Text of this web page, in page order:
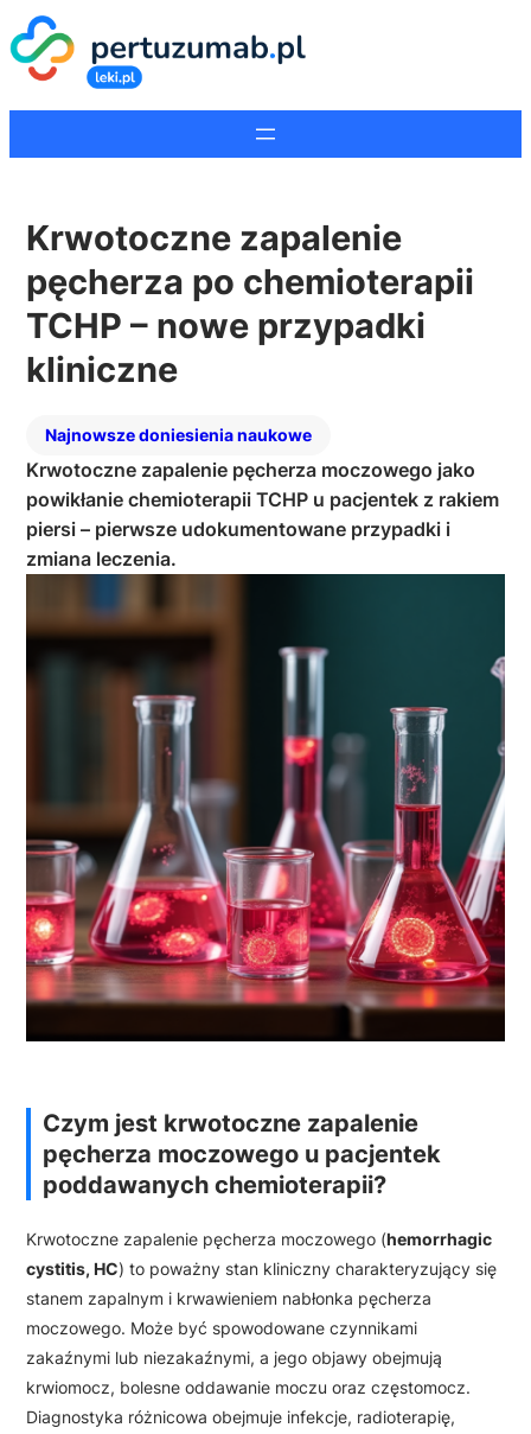
Krwotoczne zapalenie
pęcherza po chemioterapii
TCHP – nowe przypadki
kliniczne
Najnowsze doniesienia naukowe
Krwotoczne zapalenie pęcherza moczowego jako
powikłanie chemioterapii TCHP u pacjentek z rakiem
piersi – pierwsze udokumentowane przypadki i
zmiana leczenia.
Czym jest krwotoczne zapalenie
pęcherza moczowego u pacjentek
poddawanych chemioterapii?
Krwotoczne zapalenie pęcherza moczowego (hemorrhagic
cystitis, HC) to poważny stan kliniczny charakteryzujący się
stanem zapalnym i krwawieniem nabłonka pęcherza
moczowego. Może być spowodowane czynnikami
zakaźnymi lub niezakaźnymi, a jego objawy obejmują
krwiomocz, bolesne oddawanie moczu oraz częstomocz.
Diagnostyka różnicowa obejmuje infekcje, radioterapię,